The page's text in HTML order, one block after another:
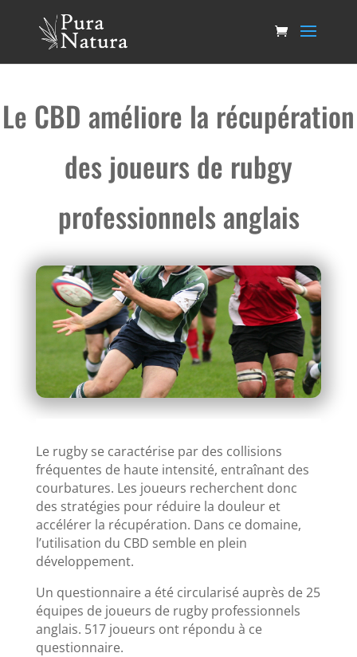
Le CBD améliore la récupération
des joueurs de rubgy
professionnels anglais
Le rugby se caractérise par des collisions
fréquentes de haute intensité, entraînant des
courbatures. Les joueurs recherchent donc
des stratégies pour réduire la douleur et
accélérer la récupération. Dans ce domaine,
l’utilisation du CBD semble en plein
développement.
Un questionnaire a été circularisé auprès de 25
équipes de joueurs de rugby professionnels
anglais. 517 joueurs ont répondu à ce
questionnaire.